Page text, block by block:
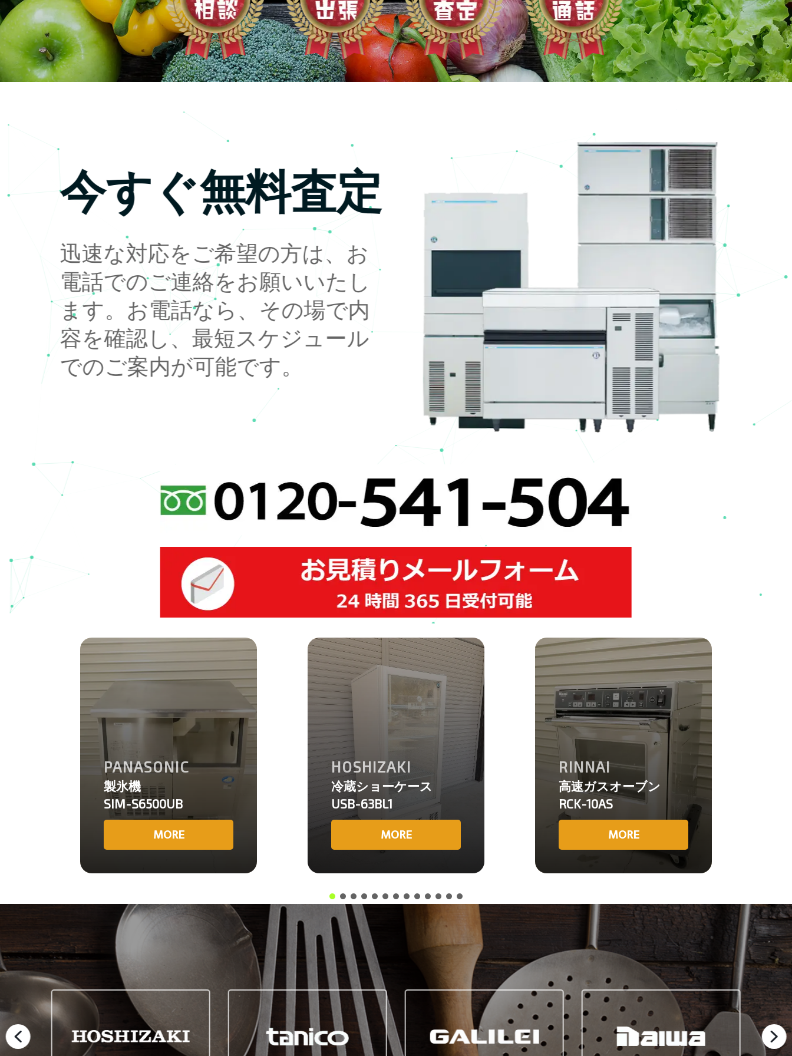
今すぐ無料査定
迅速な対応をご希望の方は、お
電話でのご連絡をお願いいたし
ます。お電話なら、その場で内
容を確認し、最短スケジュール
でのご案内が可能です。
PANASONIC
製氷機
SIM-S6500UB
MORE
HOSHIZAKI
冷蔵ショーケース
USB-63BL1
MORE
RINNAI
高速ガスオーブン
RCK-10AS
MORE